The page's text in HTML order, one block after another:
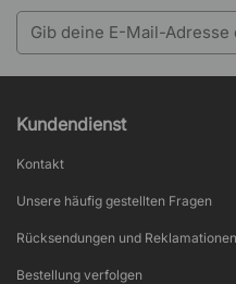
Kundendienst
Kontakt
Unsere häufig gestellten Fragen
Rücksendungen und Reklamationen
Bestellung verfolgen